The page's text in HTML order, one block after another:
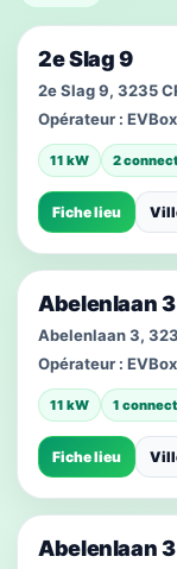
2e Slag 9
2e Slag 9, 3235
Opérateur : EVBox
11 kW 2
Fiche lieu
Abelenlaan 3
Abelenlaan 3,
Opérateur : EVBox
11 kW 1
Fiche lieu
Abelenlaan 3